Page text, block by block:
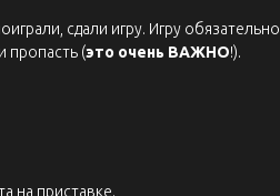
сдали игру. Игру обязательно
пропасть (это очень ВАЖНО!).
на приставке.